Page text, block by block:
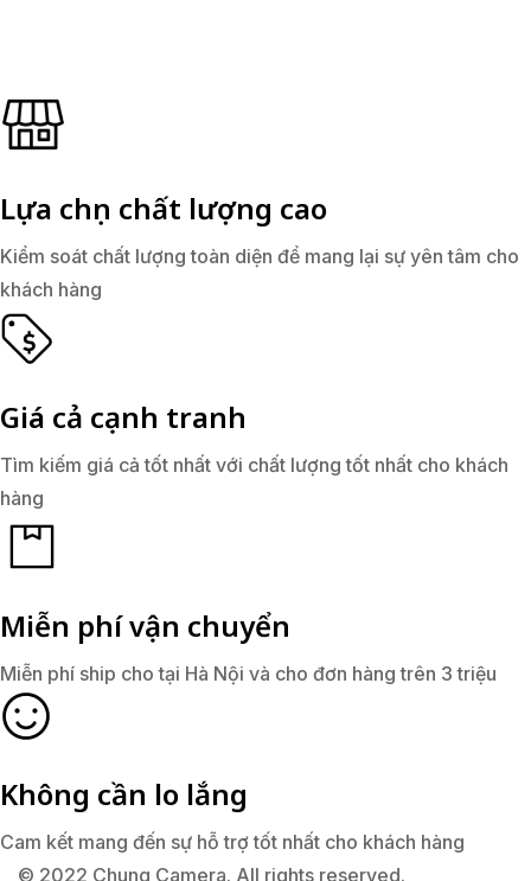
Lựa chọn chất lượng cao
Kiểm soát chất lượng toàn diện để mang lại sự yên tâm cho
khách hàng
Giá cả cạnh tranh
Tìm kiếm giá cả tốt nhất với chất lượng tốt nhất cho khách
hàng
Miễn phí vận chuyển
Miễn phí ship cho tại Hà Nội và cho đơn hàng trên 3 triệu
Không cần lo lắng
Cam kết mang đến sự hỗ trợ tốt nhất cho khách hàng
© 2022 Chung Camera. All rights reserved.